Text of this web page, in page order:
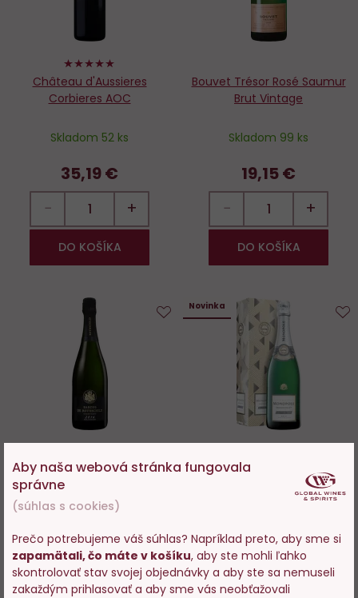
100%
Château d'Aussieres
Corbieres AOC
Skladom 52 ks
35,19 €
− +
DO KOŠÍKA
Bouvet Trésor Rosé Saumur
Brut Vintage
Skladom 99 ks
19,15 €
− +
DO KOŠÍKA
Barons de Rothschild
Millésime 2018 0,75l
114,79 €
obľúbených
Novinka
Heidsieck & C°Monopole
Silver Top Brut 0,75l
42,89 €
Aby naša webová stránka fungovala
správne
(súhlas s cookies)
Prečo potrebujeme váš súhlas? Napríklad preto, aby sme si
zapamätali, čo máte v košíku, aby ste mohli ľahko
skontrolovať stav svojej objednávky a aby ste sa nemuseli
zakaždým prihlasovať a aby sme vás neobťažovali
Vstupujete na stránky s
predajom alkoholu. Prosím